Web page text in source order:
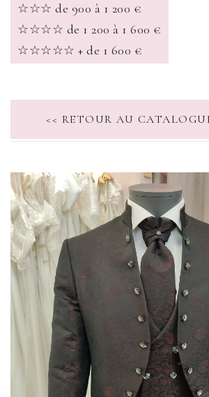
☆☆☆ de 900 à 1 200 €
☆☆☆☆ de 1 200 à 1 600 €
☆☆☆☆☆ + de 1 600 €
<< RETOUR AU